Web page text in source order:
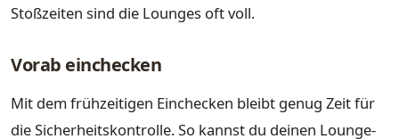
Stoßzeiten sind die Lounges oft voll.
Vorab einchecken
Mit dem frühzeitigen Einchecken bleibt genug Zeit für
die Sicherheitskontrolle. So kannst du deinen Lounge-